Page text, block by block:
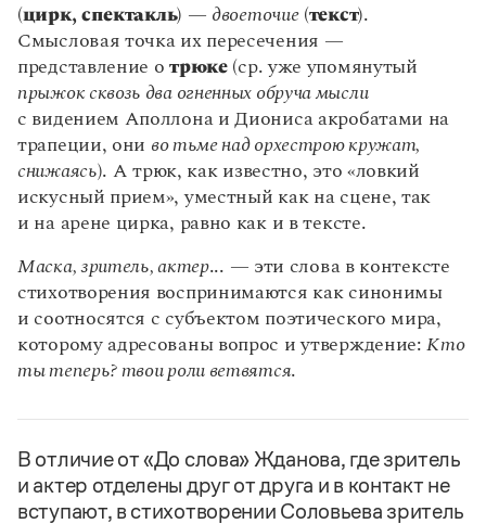
(цирк, спектакль) — двоеточие(текст).
Смысловая точка их пересечения —
представление отрюке(ср. уже упомянутый
прыжок сквозь два огненных обруча мысли
с видением Аполлона и Диониса акробатами на
трапеции, они во тьме над орхестрою кружат,
снижаясь). А трюк, как известно, это «ловкий
искусный прием», уместный как на сцене, так
и на арене цирка, равно как и в тексте.
Маска, зритель, актер... — эти слова в контексте
стихотворения воспринимаются как синонимы
и соотносятся с субъектом поэтического мира,
которому адресованы вопрос и утверждение:Кто
ты теперь? твои роли ветвятся.
В отличие от «До слова» Жданова, где зритель
и актер отделены друг от друга и в контакт не
вступают, в стихотворении Соловьева зритель